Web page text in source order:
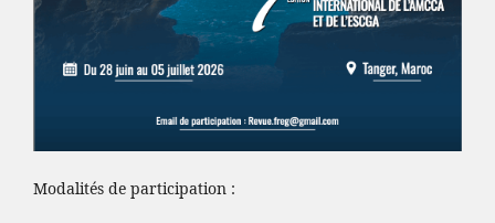
Modalités de participation :